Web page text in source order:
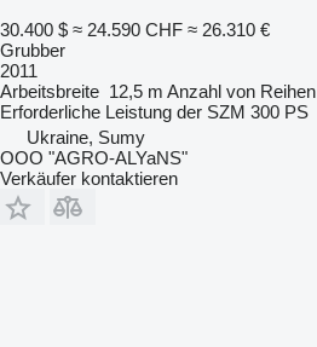
30.400 $ ≈ 24.590 CHF ≈ 26.310 €
Grubber
2011
Arbeitsbreite 12,5 m Anzahl von Reihen
Erforderliche Leistung der SZM 300 PS
Ukraine, Sumy
OOO "AGRO-ALYaNS"
Verkäufer kontaktieren